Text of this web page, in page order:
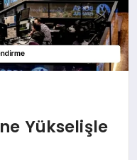
Yükselişle